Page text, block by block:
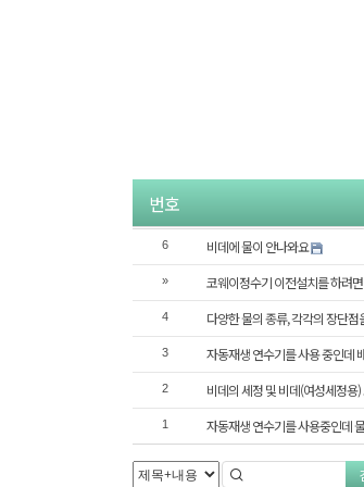
번호
6 비데에 물이 안나와요
» 코웨이정수기 이전설치를 하려
4 다양한 물의 종류, 각각의 장단점
3 자동재생 연수기를 사용 중인데
2 비데의 세정 및 비데(여성세정용
1 자동재생 연수기를 사용중인데